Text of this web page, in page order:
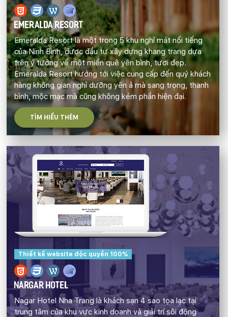
EMERALDA RESORT
Emeralda Resort là một trong 5 khu nghỉ mát nổi tiếng
của Ninh Bình, được đầu tư xây dựng khang trang dựa
trên ý tưởng về một miền quê yên bình, tươi đẹp.
Emeralda Resort hướng tới việc cung cấp đến quý khách
hàng không gian nghỉ dưỡng yên ả mà sang trọng, thanh
bình, mộc mạc mà cũng không kém phần hiện đại.
TÌM HIỂU THÊM
Thiết kế website độc quyền 100%
NARGAR HOTEL
Nagar Hotel Nha Trang là khách sạn 4 sao tọa lạc tại
trung tâm của khu vực kinh doanh và giải trí sôi động